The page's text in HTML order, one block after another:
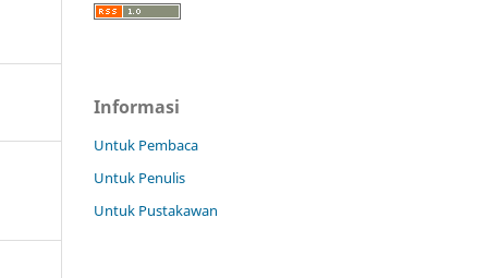
Informasi
Untuk Pembaca
Untuk Penulis
Untuk Pustakawan